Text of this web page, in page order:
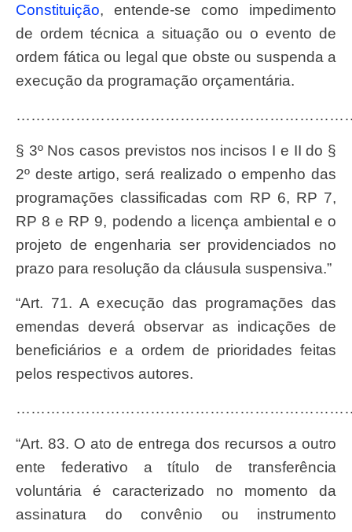
Constituição, entende-se como impedimento
de ordem técnica a situação ou o evento de
ordem fática ou legal que obste ou suspenda a
execução da programação orçamentária.
§ 3º Nos casos previstos nos incisos I e II do §
2º deste artigo, será realizado o empenho das
programações classificadas com RP 6, RP 7,
RP 8 e RP 9, podendo a licença ambiental e o
projeto de engenharia ser providenciados no
prazo para resolução da cláusula suspensiva.”
“Art. 71. A execução das programações das
emendas deverá observar as indicações de
beneficiários e a ordem de prioridades feitas
pelos respectivos autores.
“Art. 83. O ato de entrega dos recursos a outro
ente federativo a título de transferência
voluntária é caracterizado no momento da
assinatura do convênio ou instrumento